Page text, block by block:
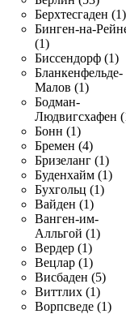
Берхтесгаден (1)
Бинген-на-
(1)
Биссендорф (1)
Бланкенфельде-
Малов (1)
Бодман-
Людвигсхафен
Бонн (1)
Бремен (4)
Бризеланг (1)
Буденхайм (1)
Бухгольц (1)
Вайден (1)
Ванген-им-
Алльгой (1)
Вердер (1)
Вецлар (1)
Висбаден (5)
Виттлих (1)
Ворпсведе (1)